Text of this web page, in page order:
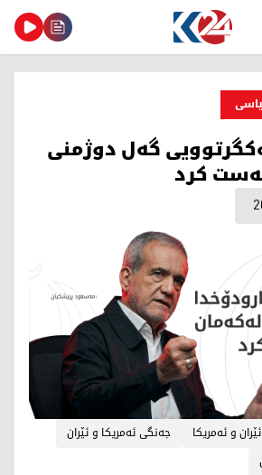
گەل دوژمنی
کرد
و ئه‌مریكا
جەنگی ئەمریکا و ئێران